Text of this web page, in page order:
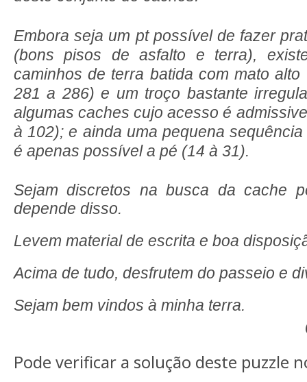
Embora seja um pt possível de fazer
(bons pisos de asfalto e terra),
caminhos de terra batida com mato
281 a 286) e um troço bastante
algumas caches cujo acesso é
à 102); e ainda uma pequena
é apenas possível a pé (14 à 31).
Sejam discretos na busca da cache
depende disso.
Levem material de escrita e boa
Acima de tudo, desfrutem do passeio e
Sejam bem vindos à minha terra.
Pode verificar a solução deste puzzle